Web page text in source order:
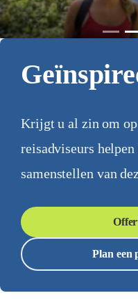
Krijgt u al zin om op
reisadviseurs
samenstellen van
Plan een